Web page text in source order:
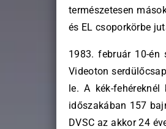
természetesen
és EL csoporkörbe
1983. február 10-én
Videoton
le. A kék-
időszakában 157
DVSC az akkor 24